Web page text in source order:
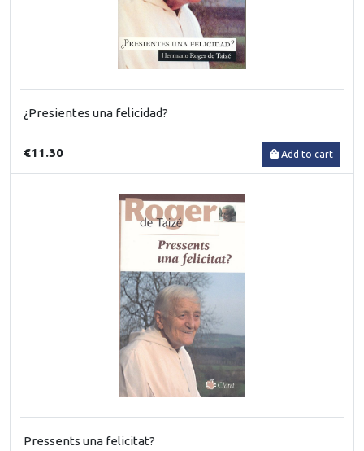
¿Presientes una felicidad?
€11.30 Add to cart
Pressents una felicitat?